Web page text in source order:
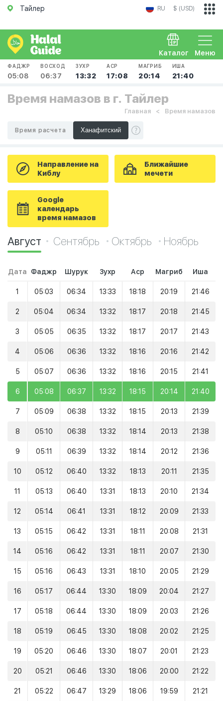
Тайлер RU $ (USD)
Меню
Каталог
ФАДЖР
05:08
ВОСХОД
06:37
ЗУХР
13:32
АСР
17:08
МАГРИБ
20:14
ИША
21:40
Время намазов в г. Тайлер
Главная Время намазов
Время расчета
Направление на
Киблу
Ближайшие
мечети
Google
календарь
время намазов
Август Сентябрь Октябрь Ноябрь
Дата Фаджр Шурук Зухр Аср Магриб Иша
1 05:03 06:34 13:33 18:18 20:19 21:46
2 05:04 06:34 13:32 18:17 20:18 21:45
3 05:05 06:35 13:32 18:17 20:17 21:43
4 05:06 06:36 13:32 18:16 20:16 21:42
5 05:07 06:36 13:32 18:16 20:15 21:41
6 05:08 06:37 13:32 18:15 20:14 21:40
7 05:09 06:38 13:32 18:15 20:13 21:39
8 05:10 06:38 13:32 18:14 20:13 21:38
9 05:11 06:39 13:32 18:14 20:12 21:36
10 05:12 06:40 13:32 18:13 20:11 21:35
11 05:13 06:40 13:31 18:13 20:10 21:34
12 05:14 06:41 13:31 18:12 20:09 21:33
13 05:15 06:42 13:31 18:11 20:08 21:31
14 05:16 06:42 13:31 18:11 20:07 21:30
15 05:16 06:43 13:31 18:10 20:05 21:29
16 05:17 06:44 13:30 18:09 20:04 21:27
17 05:18 06:44 13:30 18:09 20:03 21:26
18 05:19 06:45 13:30 18:08 20:02 21:25
19 05:20 06:46 13:30 18:07 20:01 21:23
20 05:21 06:46 13:30 18:06 20:00 21:22
21 05:22 06:47 13:29 18:06 19:59 21:21